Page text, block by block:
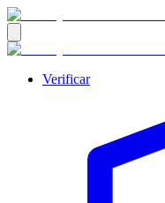
Verificar